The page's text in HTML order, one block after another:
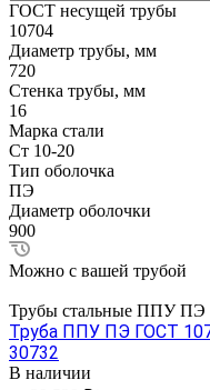
ГОСТ несущей трубы
10704
Диаметр трубы, мм
720
Стенка трубы, мм
16
Марка стали
Ст 10-20
Тип оболочка
ПЭ
Диаметр оболочки
900
Можно с вашей трубой
Трубы стальные ППУ ПЭ
Труба ППУ ПЭ ГОСТ
30732
В наличии